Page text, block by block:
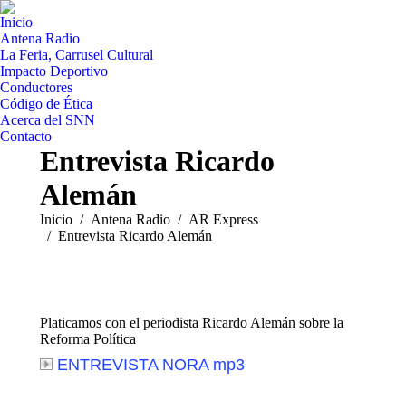
Inicio
Antena Radio
La Feria, Carrusel Cultural
Impacto Deportivo
Conductores
Código de Ética
Acerca del SNN
Contacto
Entrevista Ricardo
Alemán
Estás aquí:
Inicio Antena Radio
AR Express
Entrevista Ricardo Alemán
Platicamos con el periodista Ricardo Alemán sobre la
Reforma Política
ENTREVISTA NORA mp3